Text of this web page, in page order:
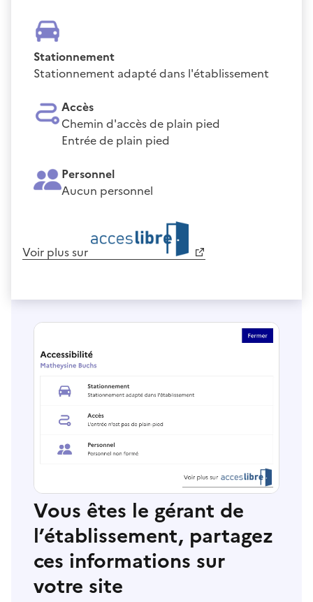
Stationnement
Stationnement adapté dans l'établissement
Accès
Chemin d'accès de plain pied
Entrée de plain pied
Personnel
Aucun personnel
Voir plus sur
Vous êtes le gérant de
l’établissement, partagez
ces informations sur
votre site